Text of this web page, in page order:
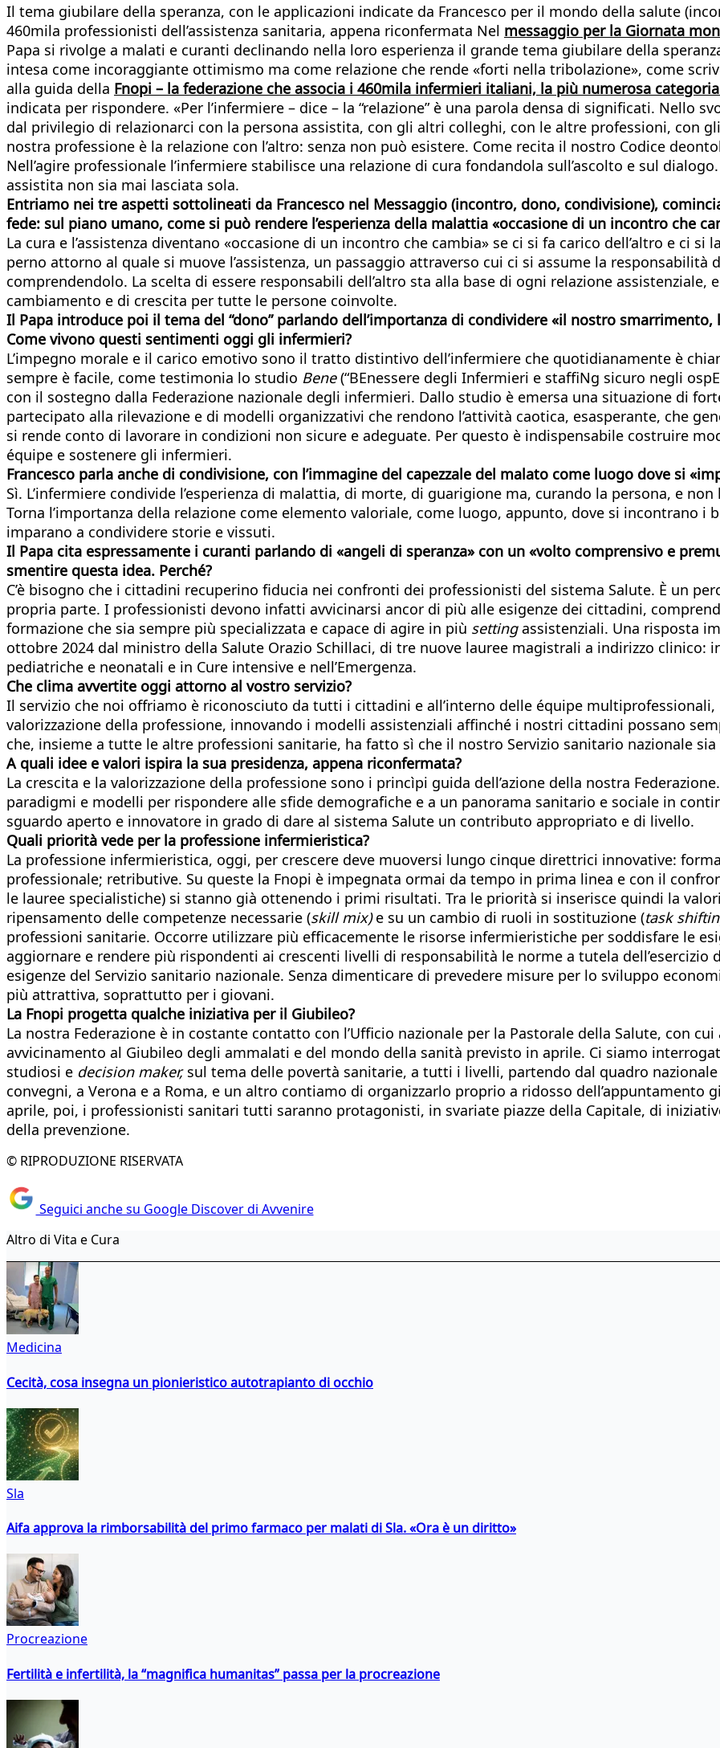
Il tema giubilare della speranza, con le applicazioni indicate da Francesco per il mondo della salute
460mila professionisti dell’assistenza sanitaria, appena riconfermata Nel messaggio per la Giornata
Papa si rivolge a malati e curanti declinando nella loro esperienza il grande tema giubilare della
intesa come incoraggiante ottimismo ma come relazione che rende «forti nella tribolazione», come
alla guida della Fnopi – la federazione che associa i 460mila infermieri italiani, la più numerosa
indicata per rispondere. «Per l’infermiere – dice – la “relazione” è una parola densa di significati. Nello
dal privilegio di relazionarci con la persona assistita, con gli altri colleghi, con le altre professioni, con
nostra professione è la relazione con l’altro: senza non può esistere. Come recita il nostro Codice
Nell’agire professionale l’infermiere stabilisce una relazione di cura fondandola sull’ascolto e sul
assistita non sia mai lasciata sola.
Entriamo nei tre aspetti sottolineati da Francesco nel Messaggio (incontro, dono, condivisione),
fede: sul piano umano, come si può rendere l’esperienza della malattia «occasione di un incontro che
La cura e l’assistenza diventano «occasione di un incontro che cambia» se ci si fa carico dell’altro e ci si
perno attorno al quale si muove l’assistenza, un passaggio attraverso cui ci si assume la
comprendendolo. La scelta di essere responsabili dell’altro sta alla base di ogni relazione
cambiamento e di crescita per tutte le persone coinvolte.
Il Papa introduce poi il tema del “dono” parlando dell’importanza di condividere «il nostro
Come vivono questi sentimenti oggi gli infermieri?
L’impegno morale e il carico emotivo sono il tratto distintivo dell’infermiere che quotidianamente è
sempre è facile, come testimonia lo studio Bene(“BEnessere degli Infermieri e staffiNg sicuro negli
con il sostegno dalla Federazione nazionale degli infermieri. Dallo studio è emersa una situazione di
partecipato alla rilevazione e di modelli organizzativi che rendono l’attività caotica, esasperante, che
si rende conto di lavorare in condizioni non sicure e adeguate. Per questo è indispensabile costruire
équipe e sostenere gli infermieri.
Francesco parla anche di condivisione, con l’immagine del capezzale del malato come luogo dove si
Sì. L’infermiere condivide l’esperienza di malattia, di morte, di guarigione ma, curando la persona, e
Torna l’importanza della relazione come elemento valoriale, come luogo, appunto, dove si incontrano i
imparano a condividere storie e vissuti.
Il Papa cita espressamente i curanti parlando di «angeli di speranza» con un «volto comprensivo e
smentire questa idea. Perché?
C’è bisogno che i cittadini recuperino fiducia nei confronti dei professionisti del sistema Salute. È un
propria parte. I professionisti devono infatti avvicinarsi ancor di più alle esigenze dei cittadini,
formazione che sia sempre più specializzata e capace di agire in più settingassistenziali. Una risposta
ottobre 2024 dal ministro della Salute Orazio Schillaci, di tre nuove lauree magistrali a indirizzo clinico:
pediatriche e neonatali e in Cure intensive e nell’Emergenza.
Che clima avvertite oggi attorno al vostro servizio?
Il servizio che noi offriamo è riconosciuto da tutti i cittadini e all’interno delle équipe
valorizzazione della professione, innovando i modelli assistenziali affinché i nostri cittadini possano
che, insieme a tutte le altre professioni sanitarie, ha fatto sì che il nostro Servizio sanitario nazionale
A quali idee e valori ispira la sua presidenza, appena riconfermata?
La crescita e la valorizzazione della professione sono i princìpi guida dell’azione della nostra
paradigmi e modelli per rispondere alle sfide demografiche e a un panorama sanitario e sociale in
sguardo aperto e innovatore in grado di dare al sistema Salute un contributo appropriato e di livello.
Quali priorità vede per la professione infermieristica?
La professione infermieristica, oggi, per crescere deve muoversi lungo cinque direttrici innovative:
professionale; retributive. Su queste la Fnopi è impegnata ormai da tempo in prima linea e con il
le lauree specialistiche) si stanno già ottenendo i primi risultati. Tra le priorità si inserisce quindi la
ripensamento delle competenze necessarie (skill mix)e su un cambio di ruoli in sostituzione (task
professioni sanitarie. Occorre utilizzare più efficacemente le risorse infermieristiche per soddisfare le
aggiornare e rendere più rispondenti ai crescenti livelli di responsabilità le norme a tutela
esigenze del Servizio sanitario nazionale. Senza dimenticare di prevedere misure per lo sviluppo
più attrattiva, soprattutto per i giovani.
La Fnopi progetta qualche iniziativa per il Giubileo?
La nostra Federazione è in costante contatto con l’Ufficio nazionale per la Pastorale della Salute, con
avvicinamento al Giubileo degli ammalati e del mondo della sanità previsto in aprile. Ci siamo
studiosi e decision maker,sul tema delle povertà sanitarie, a tutti i livelli, partendo dal quadro
convegni, a Verona e a Roma, e un altro contiamo di organizzarlo proprio a ridosso
aprile, poi, i professionisti sanitari tutti saranno protagonisti, in svariate piazze della Capitale, di
della prevenzione.
© RIPRODUZIONE RISERVATA
Seguici anche su Google Discover di Avvenire
Altro di Vita e Cura
Medicina
Cecità, cosa insegna un pionieristico autotrapianto di occhio
Sla
Aifa approva la rimborsabilità del primo farmaco per malati di Sla. «Ora è un diritto»
Procreazione
Fertilità e infertilità, la “magnifica humanitas” passa per la procreazione